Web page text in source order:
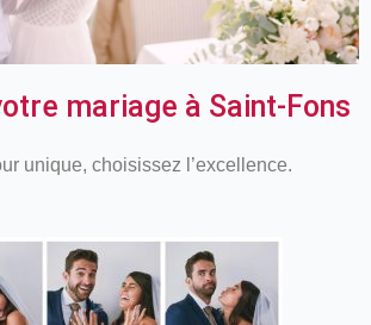
mariage à Saint-Fons
unique, choisissez l’excellence.